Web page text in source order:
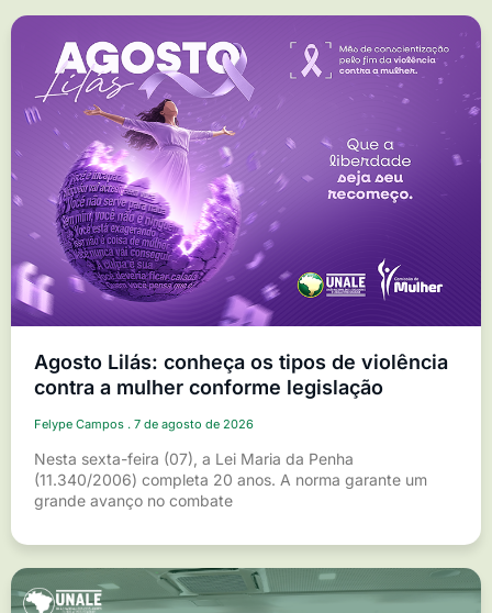
Agosto Lilás: conheça os tipos de violência
contra a mulher conforme legislação
Felype Campos 7 de agosto de 2026
Nesta sexta-feira (07), a Lei Maria da Penha
(11.340/2006) completa 20 anos. A norma garante um
grande avanço no combate